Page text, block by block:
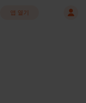
앱 열기